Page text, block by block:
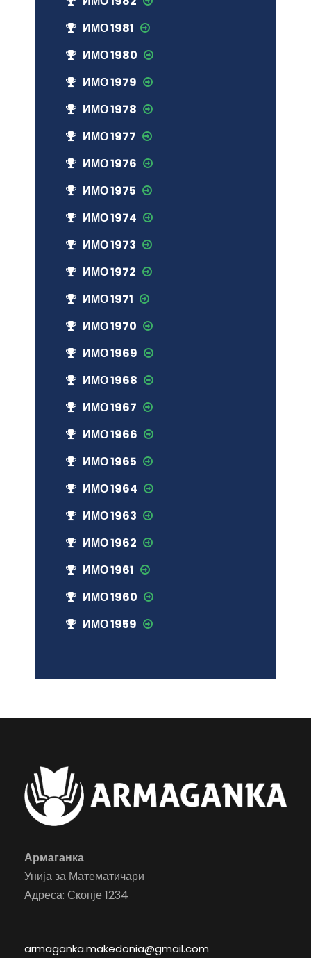
ИМО 1981
ИМО 1980
ИМО 1979
ИМО 1978
ИМО 1977
ИМО 1976
ИМО 1975
ИМО 1974
ИМО 1973
ИМО 1972
ИМО 1971
ИМО 1970
ИМО 1969
ИМО 1968
ИМО 1967
ИМО 1966
ИМО 1965
ИМО 1964
ИМО 1963
ИМО 1962
ИМО 1961
ИМО 1960
ИМО 1959
Армаганка
Унија за Математичари
Адреса: Скопје 1234
armaganka.makedonia@gmail.com